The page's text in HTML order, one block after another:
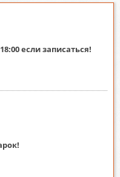
если записаться!